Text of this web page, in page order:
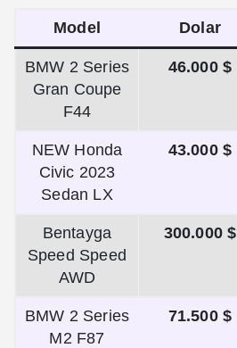
Model Dolar
BMW 2 Series
Gran Coupe
F44
46.000 $
NEW Honda
Civic 2023
Sedan LX
43.000 $
Bentayga
Speed Speed
AWD
300.000 $
BMW 2 Series
M2 F87
71.500 $